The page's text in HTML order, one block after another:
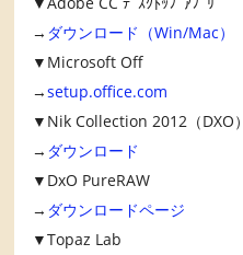
→ ダウンロード（Win/Mac）
▼Microsoft Off
→setup.office.com
▼Nik Collection 2012（DXO）
→ ダウンロード
▼DxO PureRAW
→ ダウンロードページ
▼Topaz Lab